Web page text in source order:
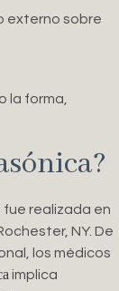
externo sobre
la forma,
fue realizada en
NY. De
los médicos
implica